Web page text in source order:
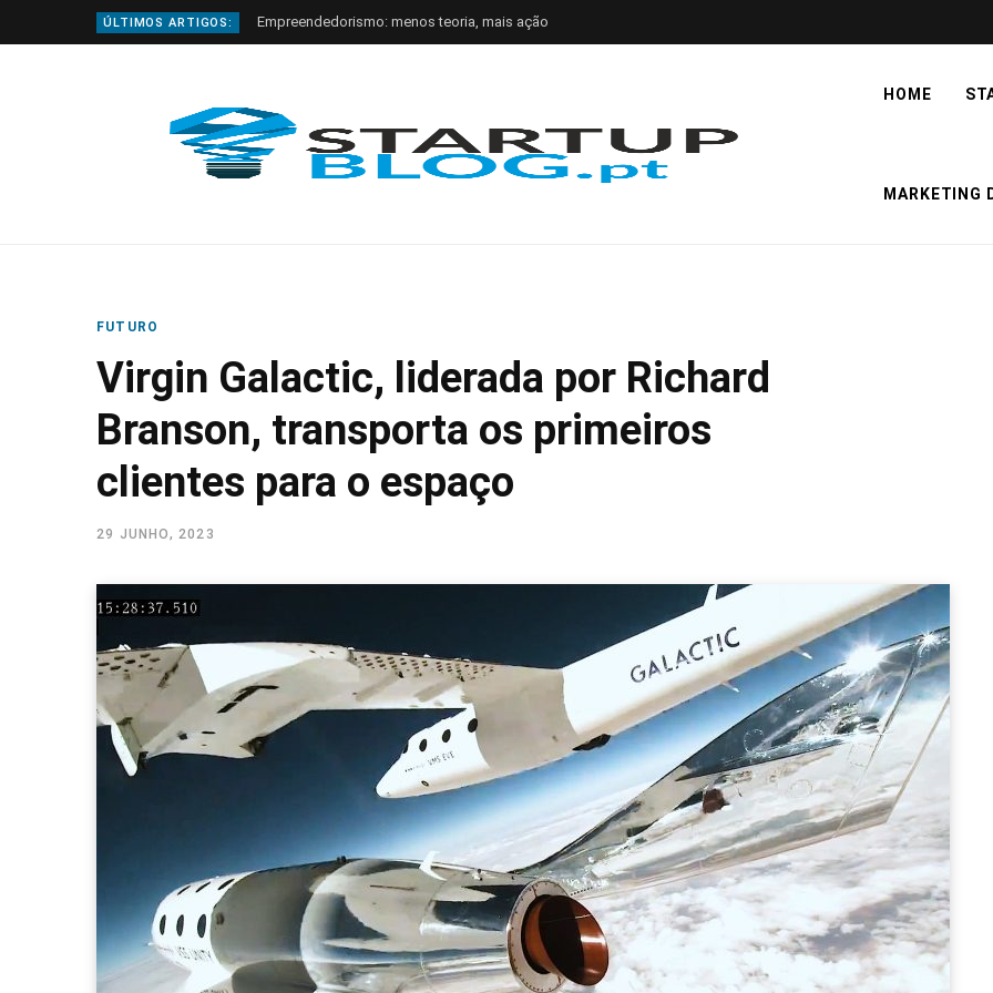
ÚLTIMOS ARTIGOS: Empreendedorismo: menos teoria, mais ação
HOME
MARKETING
FUTURO
Virgin Galactic, liderada por Richard
Branson, transporta os primeiros
clientes para o espaço
29 JUNHO, 2023